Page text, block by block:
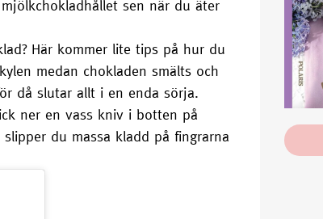
sen när du äter
Här kommer lite tips på hur du
medan chokladen smälts och
då slutar allt i en enda sörja.
ner en vass kniv i botten på
du massa kladd på fingrarna